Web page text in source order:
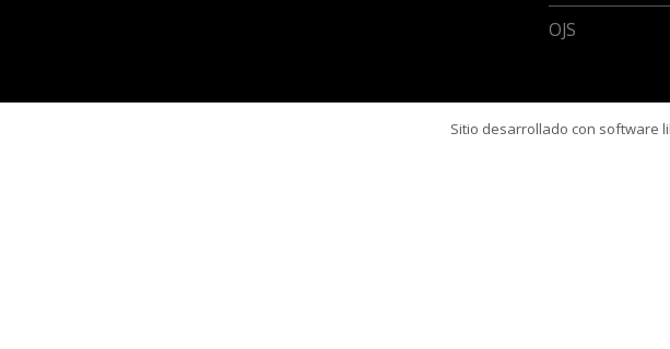
OJS
Sitio desarrollado con software